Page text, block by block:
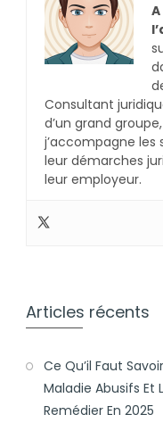
Consultant
d’un grand groupe,
j’accompagne les
leur démarches
leur employeur.
Articles récents
Ce Qu’il Faut
Maladie Abusifs Et
Remédier En 2025